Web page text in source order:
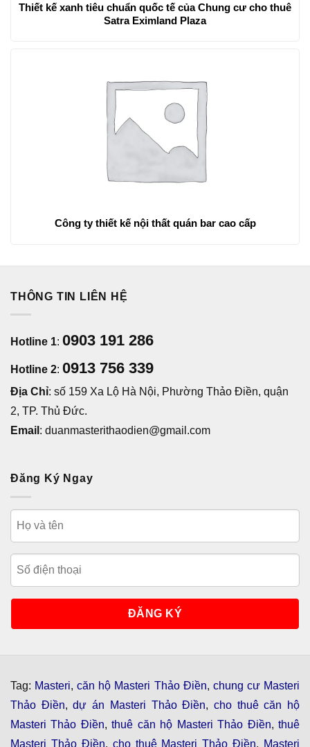
Thiết kế xanh tiêu chuẩn quốc tế của Chung cư cho thuê
Satra Eximland Plaza
Công ty thiết kế nội thất quán bar cao cấp
THÔNG TIN LIÊN HỆ
Hotline 1: 0903 191 286
Hotline 2: 0913 756 339
Địa Chỉ: số 159 Xa Lộ Hà Nội, Phường Thảo Điền, quận
2, TP. Thủ Đức.
Email : duanmasterithaodien@gmail.com
Đăng Ký Ngay
Tag: Masteri,căn hộ Masteri Thảo Điền, chung cư Masteri
Thảo Điền,dự án Masteri Thảo Điền, cho thuê căn hộ
Masteri Thảo Điền,thuê căn hộ Masteri Thảo Điền,thuê
Masteri Thảo Điền, cho thuê Masteri Thảo Điền, Masteri